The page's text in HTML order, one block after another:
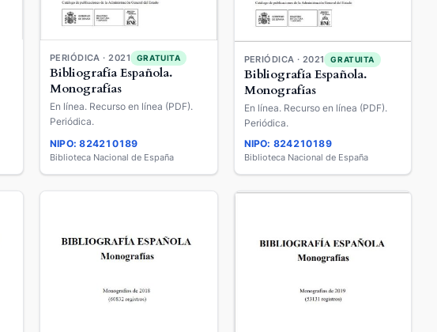
PERIÓDICA · 2021 GRATUITA
Bibliografía Española.
Monografías
En línea. Recurso en línea (PDF).
Periódica.
NIPO: 824210189
Biblioteca Nacional de España
PERIÓDICA · 2021 GRATUITA
Bibliografía Española.
Monografías
En línea. Recurso en línea (PDF).
Periódica.
NIPO: 824210189
Biblioteca Nacional de España